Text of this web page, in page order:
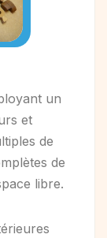
un
et
de
de
libre.